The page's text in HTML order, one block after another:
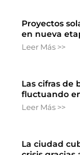
Proyectos
en nueva
Leer Más >>
Las cifras de
fluctuando
Leer Más >>
La ciudad